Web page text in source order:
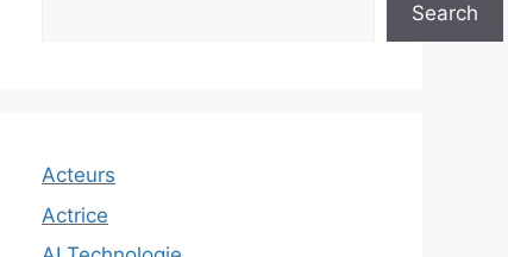
Search
Acteurs
Actrice